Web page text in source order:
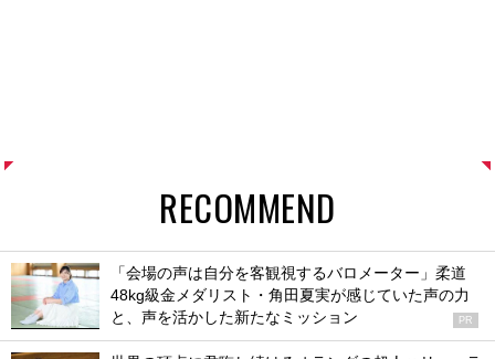
RECOMMEND
「会場の声は自分を客観視するバロメーター」柔道
48kg級金メダリスト・角田夏実が感じていた声の力
と、声を活かした新たなミッション
PR